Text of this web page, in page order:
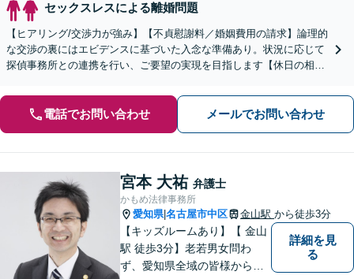
セックスレスによる離婚問題
【ヒアリング/交渉力が強み】【不貞慰謝料／婚姻費用の請求】論理的
な交渉の裏にはエビデンスに基づいた入念な準備あり。状況に応じて
探偵事務所との連携を行い、ご要望の実現を目指します【休日の相談
電話でお問い合わせ メールでお問い合わせ
宮本 大祐 弁護士
かもめ法律事務所
愛知県|名古屋市中区 金山駅 から徒歩3分
【キッズルームあり】【 金山
駅 徒歩3分】老若男女問わ
ず、愛知県全域の皆様から愛
詳細を見
る